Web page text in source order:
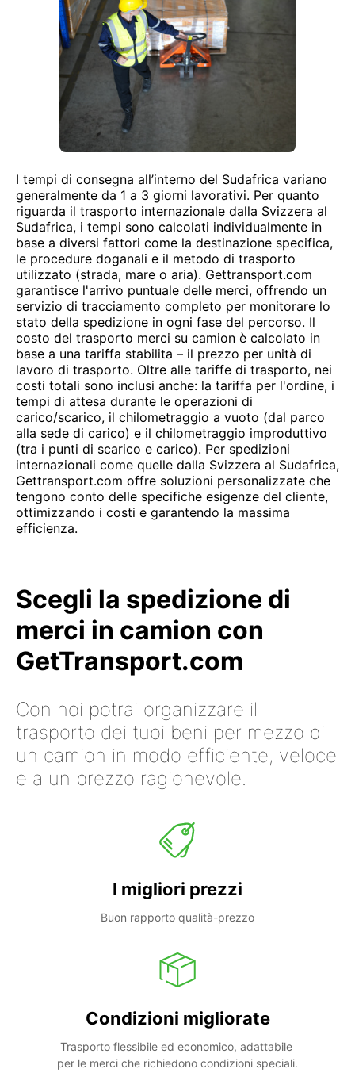
I tempi di consegna all’interno del Sudafrica variano
generalmente da 1 a 3 giorni lavorativi. Per quanto
riguarda il trasporto internazionale dalla Svizzera al
Sudafrica, i tempi sono calcolati individualmente in
base a diversi fattori come la destinazione specifica,
le procedure doganali e il metodo di trasporto
utilizzato (strada, mare o aria). Gettransport.com
garantisce l'arrivo puntuale delle merci, offrendo un
servizio di tracciamento completo per monitorare lo
stato della spedizione in ogni fase del percorso. Il
costo del trasporto merci su camion è calcolato in
base a una tariffa stabilita – il prezzo per unità di
lavoro di trasporto. Oltre alle tariffe di trasporto, nei
costi totali sono inclusi anche: la tariffa per l'ordine, i
tempi di attesa durante le operazioni di
carico/scarico, il chilometraggio a vuoto (dal parco
alla sede di carico) e il chilometraggio improduttivo
(tra i punti di scarico e carico). Per spedizioni
internazionali come quelle dalla Svizzera al Sudafrica,
Gettransport.com offre soluzioni personalizzate che
tengono conto delle specifiche esigenze del cliente,
ottimizzando i costi e garantendo la massima
efficienza.
Scegli la spedizione di
merci in camion con
GetTransport.com
Con noi potrai organizzare il
trasporto dei tuoi beni per mezzo di
un camion in modo efficiente, veloce
e a un prezzo ragionevole.
I migliori prezzi
Buon rapporto qualità-prezzo
Condizioni migliorate
Trasporto flessibile ed economico, adattabile
per le merci che richiedono condizioni speciali.